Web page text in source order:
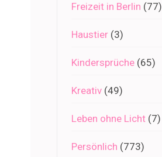
Freizeit in Berlin (77)
Haustier (3)
Kindersprüche (65)
Kreativ (49)
Leben ohne Licht (7)
Persönlich (773)